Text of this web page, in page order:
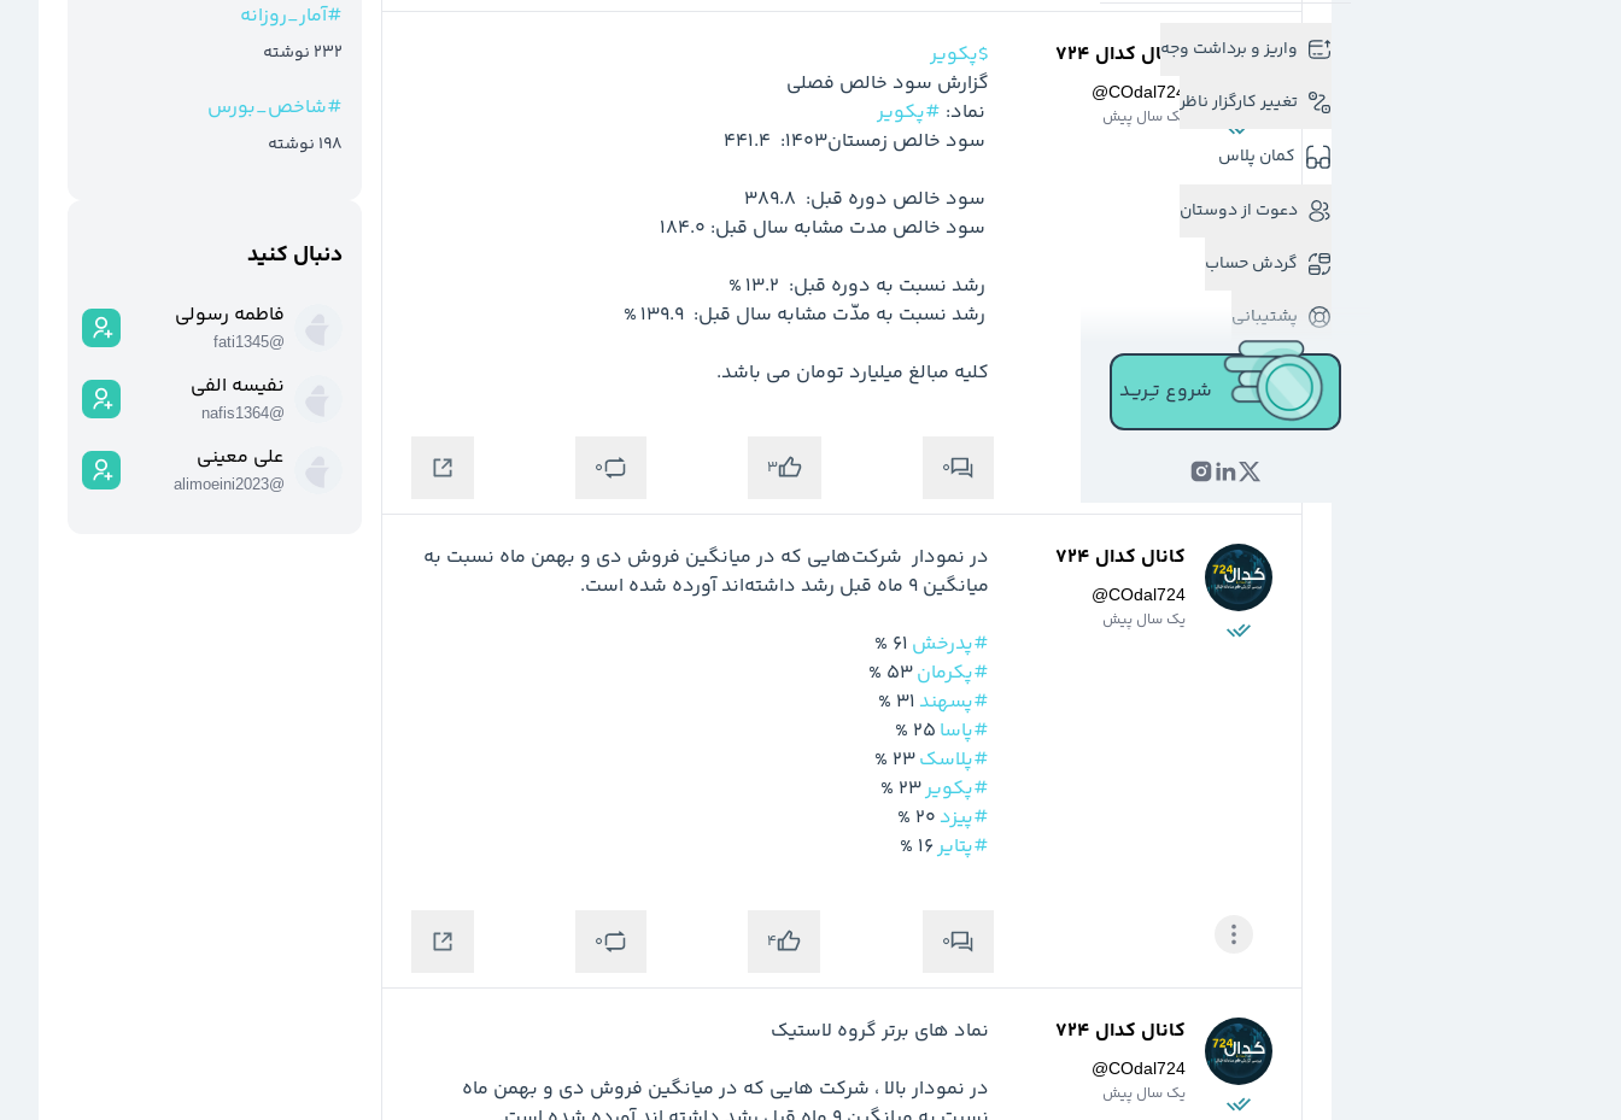
واریز و برداشت وجه
تغییر کارگزار ناظر
کمان پلاس
دعوت از دوستان
متوجه شدم
گردش حساب
پشتیبانی
شروع تـِـریـد
کانال کدال 724
@COdal724
یک سال پیش
$پکویر
نماد: #پکویر
کلیه مبالغ میلیارد تومان می باشد.
0
3
0
کانال کدال 724
@COdal724
یک سال پیش
#پدرخش
#پکرمان 53 %
#پسهند
#پاسا
#پلاسک 23 %
#پکویر 23 %
#پیزد
#پتایر 16 %
0
4
0
کانال کدال 724
@COdal724
یک سال پیش
#آمار_روزانه
232 نوشته
#شاخص_بورس
198 نوشته
دنبال کنید
فاطمه رسولی
@
fati1345
نفیسه الفی
@
nafis1364
علی معینی
@
alimoeini2023